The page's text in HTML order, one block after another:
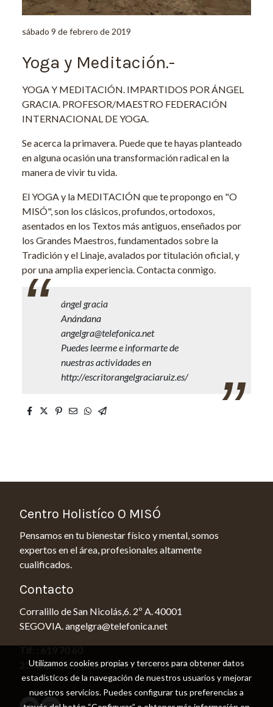
sábado 9 de febrero de 2019
Yoga y Meditación.-
YOGA Y MEDITACIÓN. IMPARTIDOS POR ÁNGEL
GRACIA. PROFESOR/MAESTRO FEDERACIÓN
INTERNACIONAL DE YOGA.
Se acerca la primavera. Puede que te hayas planteado
en alguna ocasión una transformación radical en la
manera de vivir tu vida.
El YOGA y la MEDITACIÓN que te propongo en "O
MISÓ", son los clásicos, profundos, ortodoxos,
asentados en los Textos más antiguos, enseñados por
los Grandes Maestros, fundamentados sobre la
Tradición y el Linaje, avalados por titulación oficial, y
por una amplia experiencia. Contacta conmigo.
ángel gracia
Anándana
angelgra@telefonica.net
Puedes leerme e informarte de
nuestras actividades en
http://escritorangelgraciaruiz.es/
Centro Holistíco O MISÓ
Pensamos en tu bienestar físico y mental, somos
expertos en el área, profesionales altamente
cualificados.
Contacto
Corralillo de San Nicolás,6. 2º A. 40001
SEGOVIA. angelgra@telefonica.net
23 https://www.facebook.com/angel.graciaruiz.73
Utilizamos cookies propias y terceros para obtener datos
estadísticos de la navegación de nuestros usuarios y mejorar
nuestros servicios. Puedes configurar tus preferencias a